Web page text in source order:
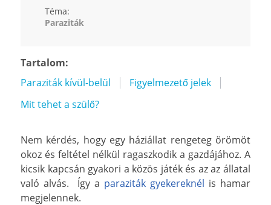
Téma:
Paraziták
Tartalom:
Paraziták kívül-belül
Figyelmezető jelek
Mit tehet a szülő?
Nem kérdés, hogy egy háziállat rengeteg örömöt
okoz és feltétel nélkül ragaszkodik a gazdájához. A
kicsik kapcsán gyakori a közös játék és az az állatal
való alvás. Így a paraziták gyekereknél is hamar
megjelennek.